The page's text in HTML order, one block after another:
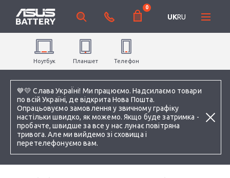
💙💛 Слава УкраЇні! Ми працюємо. Надсилаємо товари
по всій Україні, де відкрита Нова Пошта.
Опрацьовуємо замовлення у звичному графіку
настільки швидко, як можемо. Якщо буде затримка -
пробачте, швидше за все у нас лунає повітряна
тривога. Але ми вийдемо зі сховища і
перетелефонуємо вам.
0
UKRU
Ноутбук Планшет Телефон